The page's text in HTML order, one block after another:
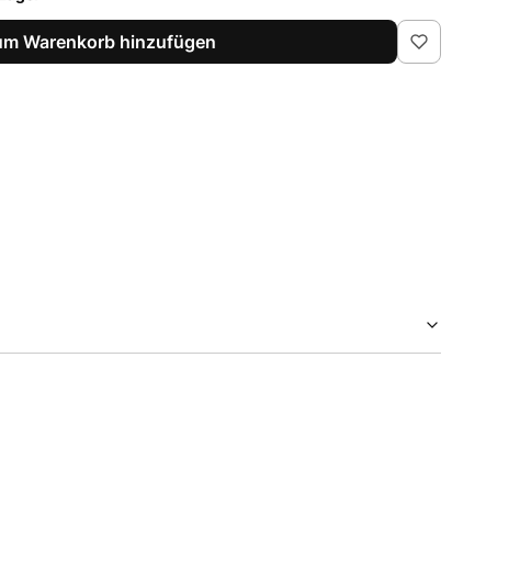
Warenkorb hinzufügen